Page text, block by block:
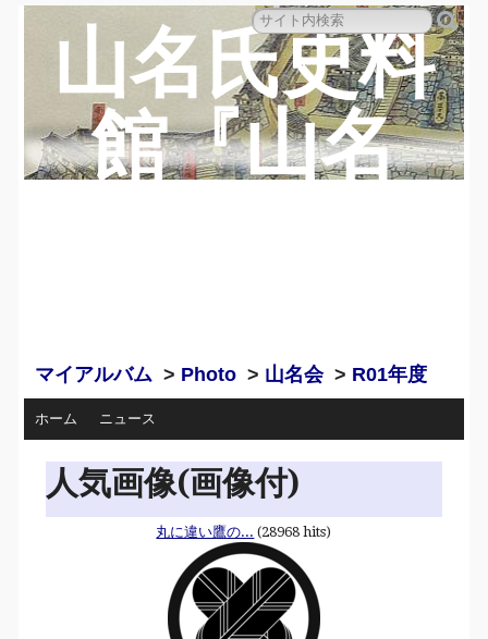
山名氏史料
館『山名
マイアルバム > Photo > 山名会> R01年度
ホーム ニュース
人気画像(画像付)
丸に違い鷹の... (28968 hits)